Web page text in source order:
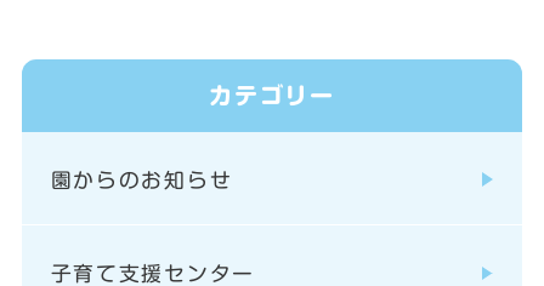
カテゴリー
園からのお知らせ
子育て支援センター